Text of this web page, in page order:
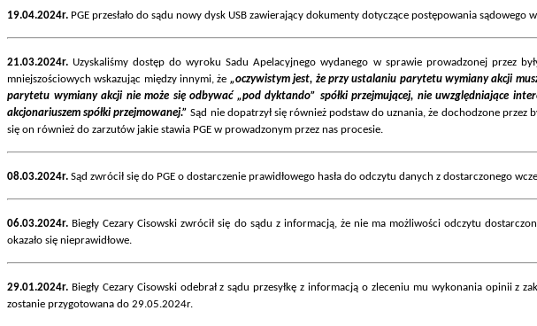
19.04.2024r. PGE przesłało do sądu nowy dysk USB zawierający dokumenty dotyczące postępowania sądowego
21.03.2024r. Uzyskaliśmy dostęp do wyroku Sadu Apelacyjnego wydanego w sprawie prowadzonej przez
mniejszościowych wskazując między innymi, że „oczywistym jest, że przy ustalaniu parytetu wymiany akcji
parytetu wymiany akcji nie może się odbywać „pod dyktando” spółki przejmującej, nie uwzględniające
akcjonariuszem spółki przejmowanej.”Sąd nie dopatrzył się również podstaw do uznania, że dochodzone
się on również do zarzutów jakie stawia PGE w prowadzonym przez nas procesie.
08.03.2024r. Sąd zwrócił się do PGE o dostarczenie prawidłowego hasła do odczytu danych z dostarczonego
06.03.2024r. Biegły Cezary Cisowski zwrócił się do sądu z informacją, że nie ma możliwości odczytu
okazało się nieprawidłowe.
29.01.2024r. Biegły Cezary Cisowski odebrał z sądu przesyłkę z informacją o zleceniu mu wykonania opinii
zostanie przygotowana do 29.05.2024r.